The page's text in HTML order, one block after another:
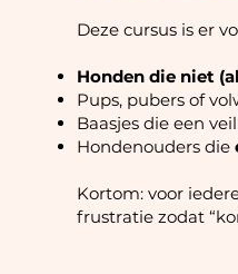
Deze cursus is er
Honden die niet
Pups, pubers of
Baasjes die een
Hondenouders die
Kortom: voor
frustratie zodat